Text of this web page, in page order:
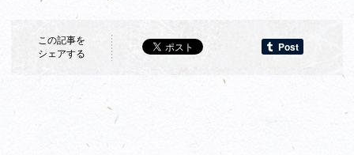
この記事を
シェアする